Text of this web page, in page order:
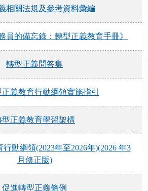
相關法規及參考資料彙編
員的備忘錄：轉型正義教育手冊》
轉型正義問答集
義教育行動綱領實施指引
型正義教育學習架構
動綱領(2023年至2026年)(2026 年3
月修正版)
促進轉型正義條例